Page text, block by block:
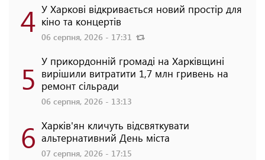
4 У Харкові відкривається новий простір для
кіно та концертів
06 серпня, 2026 - 17:31
5 У прикордонній громаді на Харківщині
вирішили витратити 1,7 млн гривень на
ремонт сільради
06 серпня, 2026 - 13:13
6 Харків'ян кличуть відсвяткувати
альтернативний День міста
07 серпня, 2026 - 17:15